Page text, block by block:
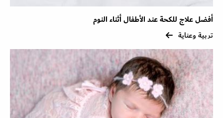
أفضل علاج للكحة عند الأطفال أثناء النوم
تربية وعناية